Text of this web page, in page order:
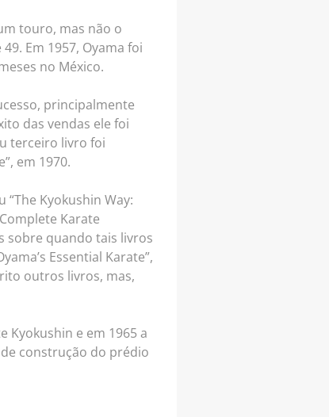
touro, mas não o
Em 1957, Oyama foi
no México.
principalmente
das vendas ele foi
terceiro livro foi
em 1970.
Kyokushin Way:
Karate
sobre quando tais livros
Essential Karate”,
outros livros, mas,
Kyokushin e em 1965 a
construção do prédio